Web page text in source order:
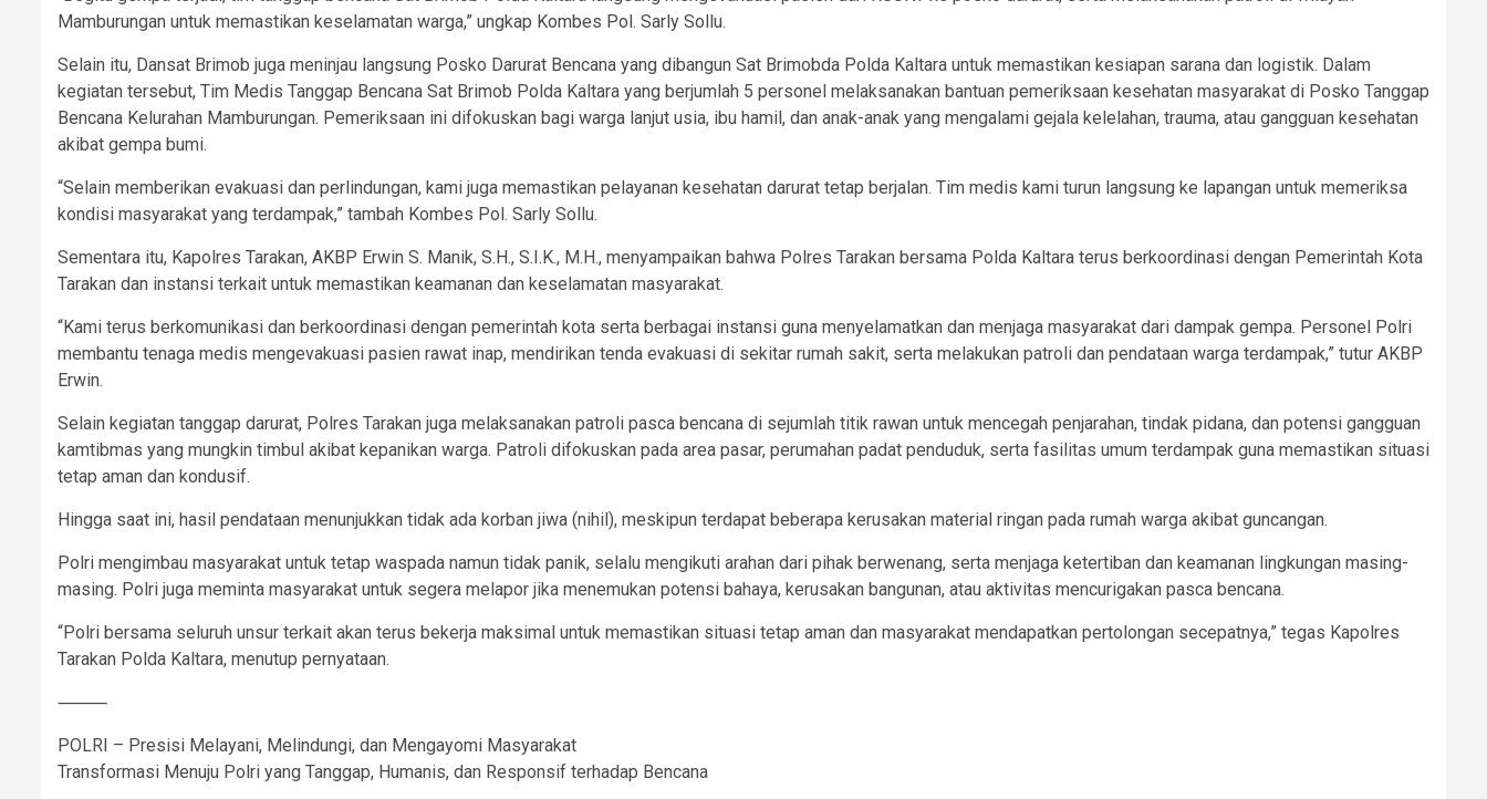
Mamburungan untuk memastikan keselamatan warga,” ungkap Kombes Pol. Sarly Sollu.
Selain itu, Dansat Brimob juga meninjau langsung Posko Darurat Bencana yang dibangun Sat Brimobda Polda Kaltara untuk memastikan kesiapan sarana dan logistik. Dalam
kegiatan tersebut, Tim Medis Tanggap Bencana Sat Brimob Polda Kaltara yang berjumlah 5 personel melaksanakan bantuan pemeriksaan kesehatan masyarakat di Posko Tanggap
Bencana Kelurahan Mamburungan. Pemeriksaan ini difokuskan bagi warga lanjut usia, ibu hamil, dan anak-anak yang mengalami gejala kelelahan, trauma, atau gangguan kesehatan
akibat gempa bumi.
“Selain memberikan evakuasi dan perlindungan, kami juga memastikan pelayanan kesehatan darurat tetap berjalan. Tim medis kami turun langsung ke lapangan untuk memeriksa
kondisi masyarakat yang terdampak,” tambah Kombes Pol. Sarly Sollu.
Sementara itu, Kapolres Tarakan, AKBP Erwin S. Manik, S.H., S.I.K., M.H., menyampaikan bahwa Polres Tarakan bersama Polda Kaltara terus berkoordinasi dengan Pemerintah Kota
Tarakan dan instansi terkait untuk memastikan keamanan dan keselamatan masyarakat.
“Kami terus berkomunikasi dan berkoordinasi dengan pemerintah kota serta berbagai instansi guna menyelamatkan dan menjaga masyarakat dari dampak gempa. Personel Polri
membantu tenaga medis mengevakuasi pasien rawat inap, mendirikan tenda evakuasi di sekitar rumah sakit, serta melakukan patroli dan pendataan warga terdampak,” tutur AKBP
Erwin.
Selain kegiatan tanggap darurat, Polres Tarakan juga melaksanakan patroli pasca bencana di sejumlah titik rawan untuk mencegah penjarahan, tindak pidana, dan potensi gangguan
kamtibmas yang mungkin timbul akibat kepanikan warga. Patroli difokuskan pada area pasar, perumahan padat penduduk, serta fasilitas umum terdampak guna memastikan situasi
tetap aman dan kondusif.
Hingga saat ini, hasil pendataan menunjukkan tidak ada korban jiwa (nihil), meskipun terdapat beberapa kerusakan material ringan pada rumah warga akibat guncangan.
Polri mengimbau masyarakat untuk tetap waspada namun tidak panik, selalu mengikuti arahan dari pihak berwenang, serta menjaga ketertiban dan keamanan lingkungan masing-
masing. Polri juga meminta masyarakat untuk segera melapor jika menemukan potensi bahaya, kerusakan bangunan, atau aktivitas mencurigakan pasca bencana.
“Polri bersama seluruh unsur terkait akan terus bekerja maksimal untuk memastikan situasi tetap aman dan masyarakat mendapatkan pertolongan secepatnya,” tegas Kapolres
Tarakan Polda Kaltara, menutup pernyataan.
⸻
POLRI – Presisi Melayani, Melindungi, dan Mengayomi Masyarakat
Transformasi Menuju Polri yang Tanggap, Humanis, dan Responsif terhadap Bencana